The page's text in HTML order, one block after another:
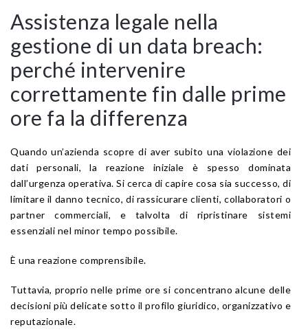
Assistenza legale nella
gestione di un data breach:
perché intervenire
correttamente fin dalle prime
ore fa la differenza
Quando un’azienda scopre di aver subito una violazione dei
dati personali, la reazione iniziale è spesso dominata
dall’urgenza operativa. Si cerca di capire cosa sia successo, di
limitare il danno tecnico, di rassicurare clienti, collaboratori o
partner commerciali, e talvolta di ripristinare sistemi
essenziali nel minor tempo possibile.
È una reazione comprensibile.
Tuttavia, proprio nelle prime ore si concentrano alcune delle
decisioni più delicate sotto il profilo giuridico, organizzativo e
reputazionale.